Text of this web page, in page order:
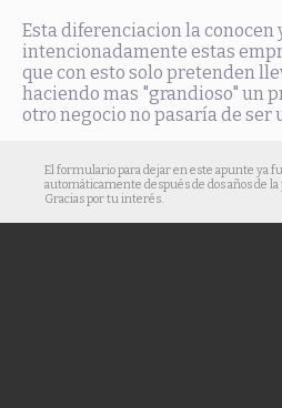
Esta diferenciacion la conocen
intencionadamente estas
que con esto solo pretenden
haciendo mas "grandioso" un
otro negocio no pasaría de ser
El formulario para dejar en este apunte ya
automáticamente después de dos años de
Gracias por tu interés.